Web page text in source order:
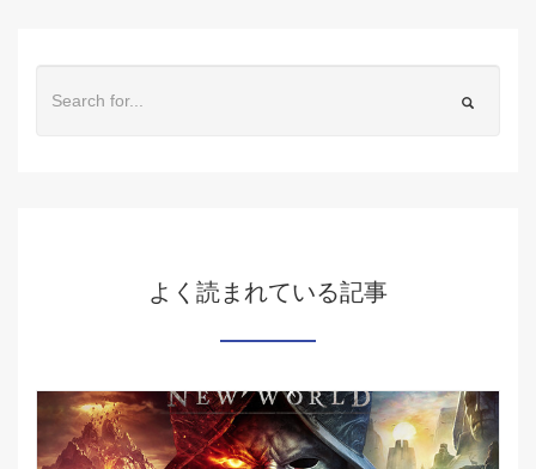
よく読まれている記事